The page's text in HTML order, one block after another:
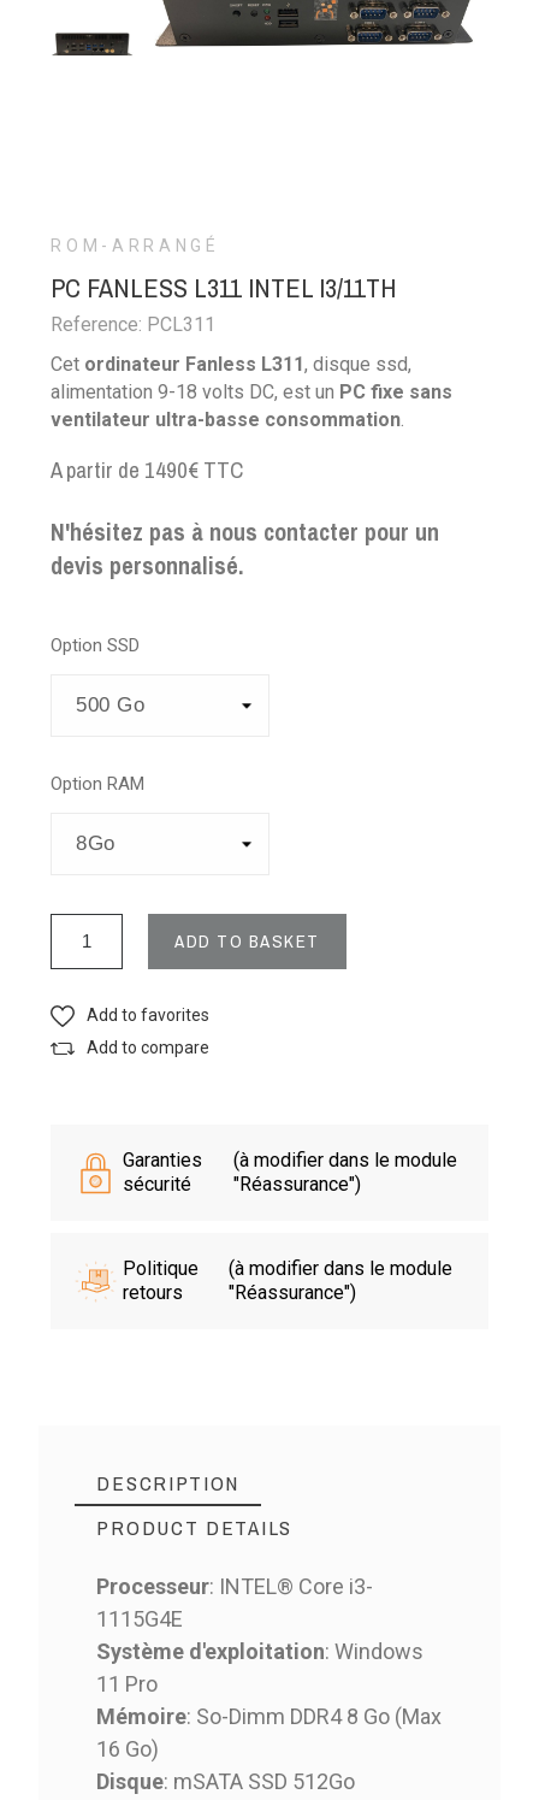
ROM-ARRANGÉ
PC FANLESS L311 INTEL I3/11TH
Reference: PCL311
Cet ordinateur Fanless L311, disque ssd,
alimentation 9-18 volts DC, est un PC fixe sans
ventilateur ultra-basse consommation.
A partir de 1490€ TTC
N'hésitez pas à nous contacter pour un
devis personnalisé.
Option SSD
Option RAM
ADD TO BASKET
Add to favorites
Add to compare
Garanties
sécurité
(à modifier dans le module
"Réassurance")
Politique
retours
(à modifier dans le module
"Réassurance")
DESCRIPTION
PRODUCT DETAILS
Processeur: INTEL® Core i3-
1115G4E
Système d'exploitation: Windows
11 Pro
Mémoire: So-Dimm DDR4 8 Go (Max
16 Go)
Disque: mSATA SSD 512Go